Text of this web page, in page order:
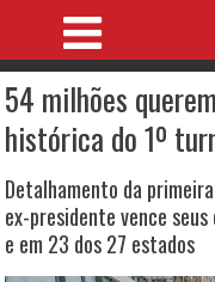
54 milhões
histórica do 1º
Detalhamento da
ex-presidente vence
e em 23 dos 27 estados